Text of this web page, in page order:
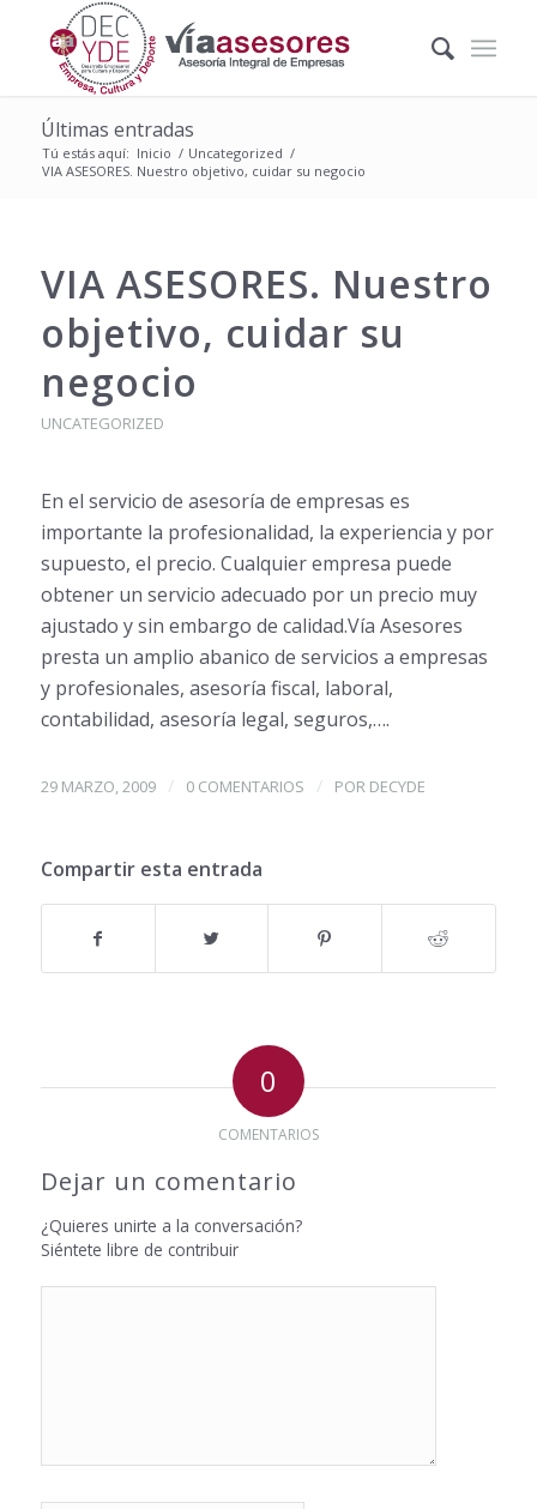
Últimas entradas
Tú estás aquí: Inicio / Uncategorized /
VIA ASESORES. Nuestro objetivo, cuidar su negocio
VIA ASESORES. Nuestro
objetivo, cuidar su
negocio
UNCATEGORIZED
En el servicio de asesoría de empresas es
importante la profesionalidad, la experiencia y por
supuesto, el precio. Cualquier empresa puede
obtener un servicio adecuado por un precio muy
ajustado y sin embargo de calidad.Vía Asesores
presta un amplio abanico de servicios a empresas
y profesionales, asesoría fiscal, laboral,
contabilidad, asesoría legal, seguros,….
29 MARZO, 2009 / 0 COMENTARIOS / POR DECYDE
Compartir esta entrada
0
COMENTARIOS
Dejar un comentario
¿Quieres unirte a la conversación?
Siéntete libre de contribuir